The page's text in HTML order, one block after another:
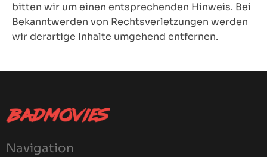
bitten wir um einen entsprechenden Hinweis. Bei
Bekanntwerden von Rechtsverletzungen werden
wir derartige Inhalte umgehend entfernen.
Navigation